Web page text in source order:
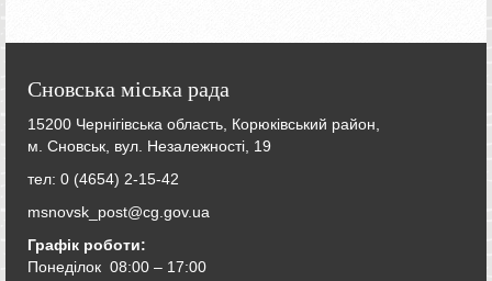
Сновська міська рада
15200 Чернігівська область, Корюківський район,
м. Сновськ, вул. Незалежності, 19
тел: 0 (4654) 2-15-42
msnovsk_post@cg.gov.ua
Графік роботи:
Понеділок 08:00 – 17:00